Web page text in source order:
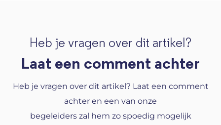
Heb je vragen over dit artikel?
Laat een comment achter
Heb je vragen over dit artikel? Laat een comment
achter en een van onze
begeleiders zal hem zo spoedig mogelijk